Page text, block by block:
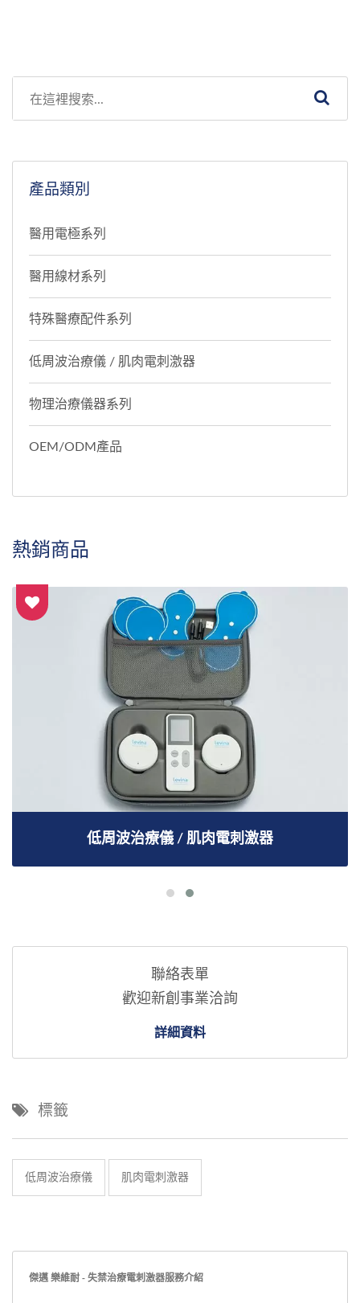
產品類別
醫用電極系列
醫用線材系列
特殊醫療配件系列
低周波治療儀 / 肌肉電刺激器
物理治療儀器系列
OEM/ODM產品
熱銷商品
低周波治療儀 / 肌肉電刺激器
聯絡表單
歡迎新創事業洽詢
詳細資料
標籤
低周波治療儀 肌肉電刺激器
傑邁 樂維耐 - 失禁治療電刺激器服務介紹